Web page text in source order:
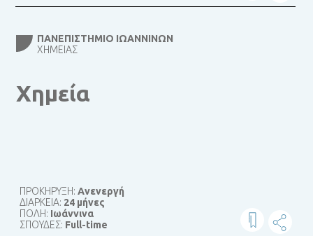
ΠΑΝΕΠΙΣΤΉΜΙΟ ΙΩΑΝΝΊΝΩΝ
ΧΗΜΕΊΑΣ
Χημεία
ΠΡΟΚΗΡΥΞΗ:Ανενεργή
ΔΙΑΡΚΕΙΑ: 24 μήνες
ΠΟΛΗ: Ιωάννινα
ΣΠΟΥΔΕΣ: Full-time